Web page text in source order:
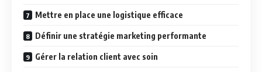
Mettre en place une logistique efficace
Définir une stratégie marketing performante
Gérer la relation client avec soin